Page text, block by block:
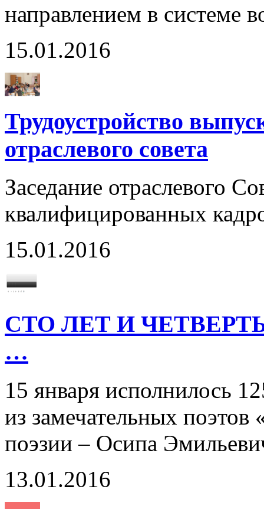
направлением в системе
15.01.2016
Трудоустройство
отраслевого совета
Заседание отраслевого
квалифицированных
15.01.2016
СТО ЛЕТ И
…
15 января исполнилось
из замечательных поэтов
поэзии – Осипа
13.01.2016